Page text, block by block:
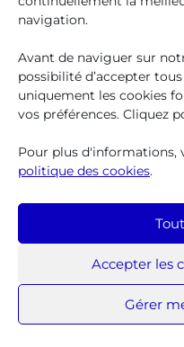
navigation.
Avant de naviguer sur
possibilité d’accepter
uniquement les cookies
vos préférences. Cliquez
Pour plus d'informations,
politique des cookies.
Accepter les
Gérer
de non-responsabilité
des plaintes